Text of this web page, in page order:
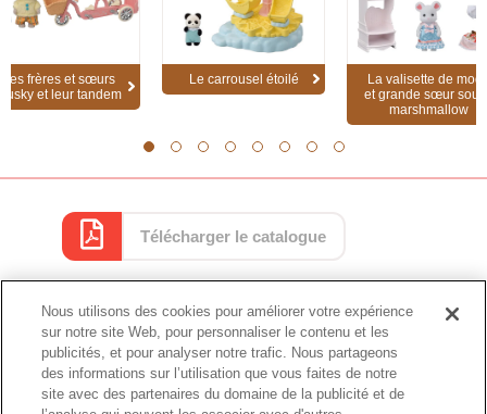
Les frères et sœurs
et leur tandem
Le carrousel étoilé
La valisette de
et grande sœur
marshmallow
Télécharger le catalogue
Catalogue
Nous utilisons des cookies pour améliorer votre expérience
sur notre site Web, pour personnaliser le contenu et les
publicités, et pour analyser notre trafic. Nous partageons
des informations sur l’utilisation que vous faites de notre
site avec des partenaires du domaine de la publicité et de